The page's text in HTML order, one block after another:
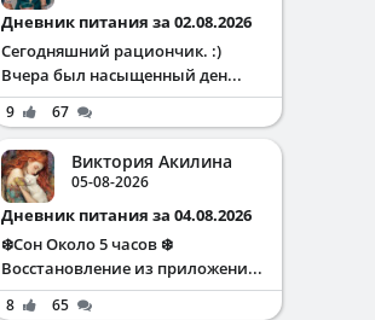
Дневник питания за 02.08.2026
Сегодняшний рациончик. :)
Вчера был насыщенный ден...
9 67
Виктория Акилина
05-08-2026
Дневник питания за 04.08.2026
❄️Сон Около 5 часов ❄️
Восстановление из приложени...
8
65